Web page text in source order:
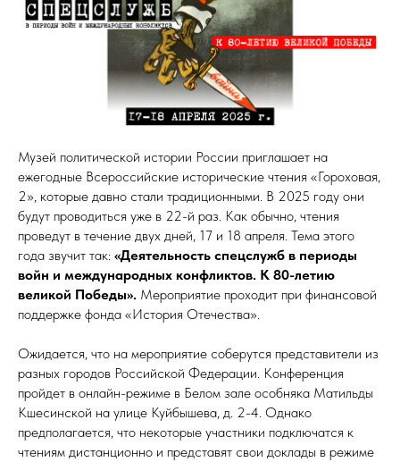
Музей политической истории России приглашает на
ежегодные Всероссийские исторические чтения «Гороховая,
2», которые давно стали традиционными. В 2025 году они
будут проводиться уже в 22-й раз. Как обычно, чтения
проведут в течение двух дней, 17 и 18 апреля. Тема этого
года звучит так: «Деятельность спецслужб в периоды
войн и международных конфликтов. К 80-летию
великой Победы». Мероприятие проходит при финансовой
поддержке фонда «История Отечества».
Ожидается, что на мероприятие соберутся представители из
разных городов Российской Федерации. Конференция
пройдет в онлайн-режиме в Белом зале особняка Матильды
Кшесинской на улице Куйбышева, д. 2-4. Однако
предполагается, что некоторые участники подключатся к
чтениям дистанционно и представят свои доклады в режиме